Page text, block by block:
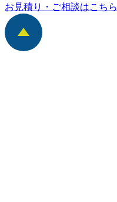
お見積り・ご相談はこちら